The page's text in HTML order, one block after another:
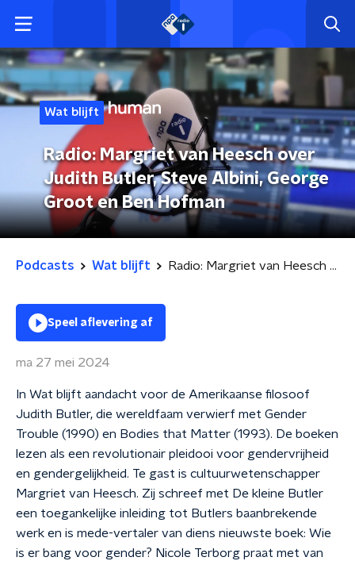
Wat blijft
Radio: Margriet van Heesch over
Judith Butler, Steve Albini, George
Groot en Ben Hofman
Podcasts Wat blijft Radio: Margriet van Heesch over Judith Butler, Steve Albini, George Groot en Ben Hofman
Speel aflevering af
ma 27 mei 2024
In Wat blijft aandacht voor de Amerikaanse filosoof
Judith Butler, die wereldfaam verwierf met Gender
Trouble (1990) en Bodies that Matter (1993). De boeken
lezen als een revolutionair pleidooi voor gendervrijheid
en gendergelijkheid. Te gast is cultuurwetenschapper
Margriet van Heesch. Zij schreef met De kleine Butler
een toegankelijke inleiding tot Butlers baanbrekende
werk en is mede-vertaler van diens nieuwste boek: Wie
is er bang voor gender? Nicole Terborg praat met van